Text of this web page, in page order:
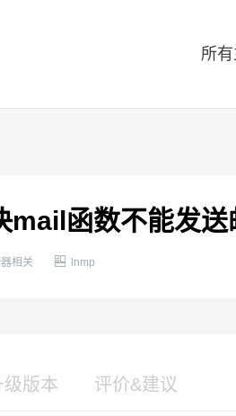
所
mail函数不能发送
相关  lnmp
级版本 评价&建议